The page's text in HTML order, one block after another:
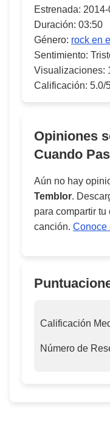
Estrenada:
Duración: 03:50
Género: rock en
Sentimiento:
Visualizaciones:
Calificación: 5.0/
Opiniones
Cuando
Aún no hay
Temblor.
para compartir
canción. Conoce
Calificación
Número de